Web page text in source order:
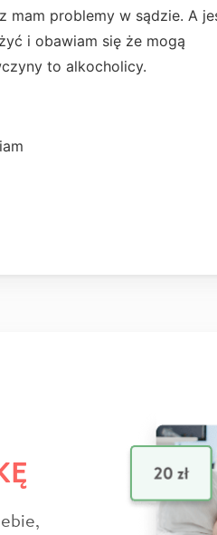
mam problemy w sądzie. A
i obawiam się że mogą
to alkocholicy.